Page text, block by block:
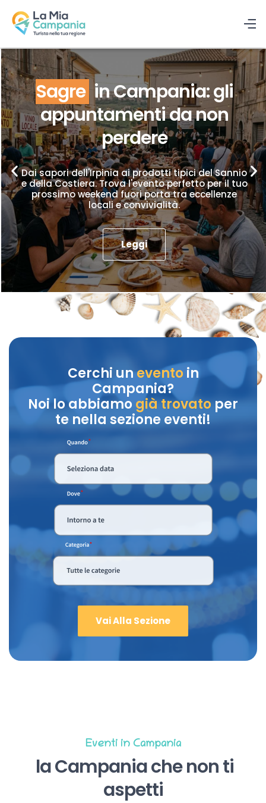
Sagre in Campania: gli
appuntamenti da non
perdere
Dai sapori dell'Irpinia ai prodotti tipici del Sannio
e della Costiera. Trova l'evento perfetto per il tuo
prossimo weekend fuori porta tra eccellenze
locali e convivialità.
Leggi
Cerchi unevento in
Campania?
Noi lo abbiamo già trovatoper
te nella sezione eventi!
Vai Alla Sezione
Eventi in Campania
la Campania che non ti
aspetti